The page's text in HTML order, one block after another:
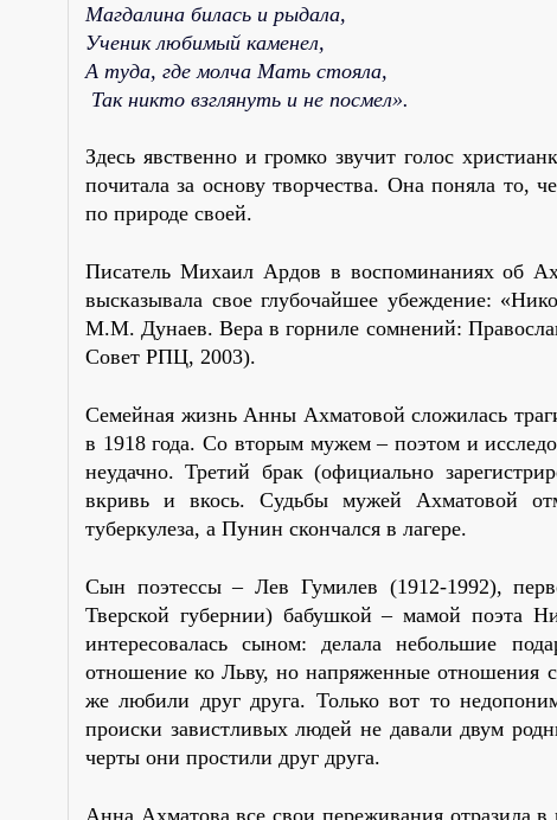
Магдалина билась и рыдала,
Ученик любимый каменел,
А туда, где молча Мать стояла,
Так никто взглянуть и не посмел».
Здесь явственно и громко звучит голос
почитала за основу творчества. Она поняла то,
по природе своей.
Писатель Михаил Ардов в воспоминаниях об
высказывала свое глубочайшее убеждение:
М.М. Дунаев. Вера в горниле сомнений:
Совет РПЦ, 2003).
Семейная жизнь Анны Ахматовой сложилась
в 1918 года. Со вторым мужем – поэтом и
неудачно. Третий брак (официально
вкривь и вкось. Судьбы мужей Ахматовой
туберкулеза, а Пунин скончался в лагере.
Сын поэтессы – Лев Гумилев (1912-1992),
Тверской губернии) бабушкой – мамой поэта
интересовалась сыном: делала небольшие
отношение ко Льву, но напряженные отношения
же любили друг друга. Только вот то
происки завистливых людей не давали двум
черты они простили друг друга.